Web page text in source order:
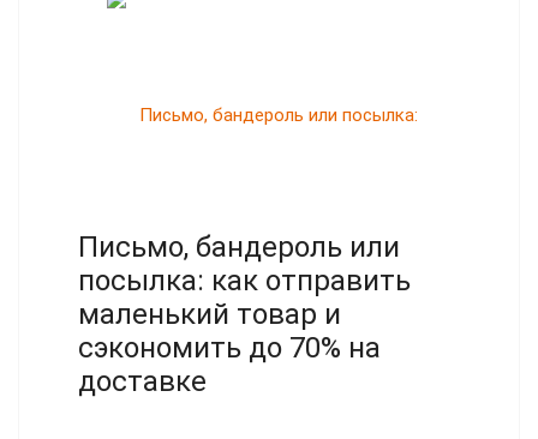
Письмо, бандероль или
посылка: как отправить
маленький товар и
сэкономить до 70% на
доставке